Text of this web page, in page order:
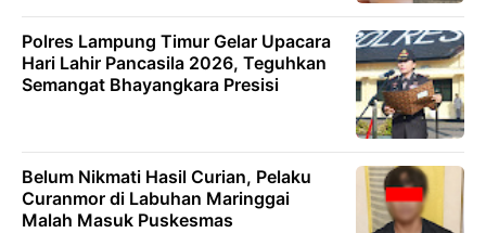
Polres Lampung Timur Gelar Upacara
Hari Lahir Pancasila 2026, Teguhkan
Semangat Bhayangkara Presisi
Belum Nikmati Hasil Curian, Pelaku
Curanmor di Labuhan Maringgai
Malah Masuk Puskesmas